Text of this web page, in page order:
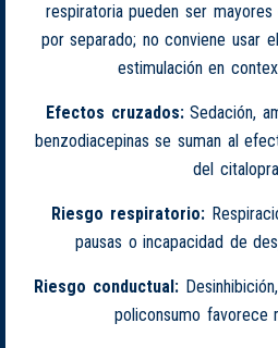
respiratoria pueden ser
por separado; no conviene usar
estimulación en
Efectos cruzados:Sedación,
benzodiacepinas se suman al
del
Riesgo respiratorio:
pausas o incapacidad de
Riesgo conductual:
policonsumo favorece